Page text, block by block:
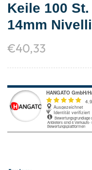
Keile 100
14mm
€40,33